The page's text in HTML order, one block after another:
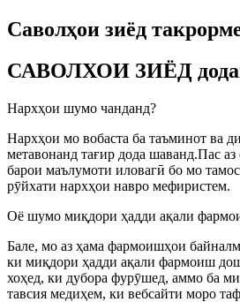
Саволҳои зиёд
САВОЛХОИ ЗИЁД
Нархҳои шумо чанданд?
Нархҳои мо вобаста ба таъминот ва
метавонанд тағир дода шаванд.Пас
барои маълумоти иловагӣ бо мо
рӯйхати нархҳои навро мефиристем.
Оё шумо миқдори ҳадди ақали
Бале, мо аз ҳама фармоишҳои
ки миқдори ҳадди ақали фармоиш
хоҳед, ки дубора фурӯшед, аммо ба
тавсия медиҳем, ки вебсайти моро